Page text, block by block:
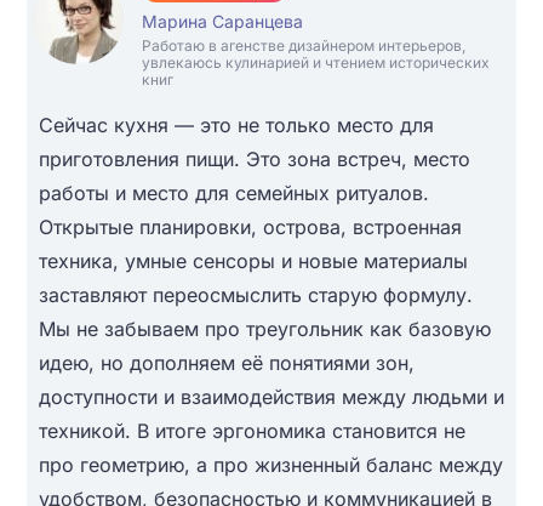
Марина Саранцева
Работаю в агенстве дизайнером интерьеров,
увлекаюсь кулинарией и чтением исторических
книг
Сейчас кухня — это не только место для
приготовления пищи. Это зона встреч, место
работы и место для семейных ритуалов.
Открытые планировки, острова, встроенная
техника, умные сенсоры и новые материалы
заставляют переосмыслить старую формулу.
Мы не забываем про треугольник как базовую
идею, но дополняем её понятиями зон,
доступности и взаимодействия между людьми и
техникой. В итоге эргономика становится не
про геометрию, а про жизненный баланс между
удобством, безопасностью и коммуникацией в